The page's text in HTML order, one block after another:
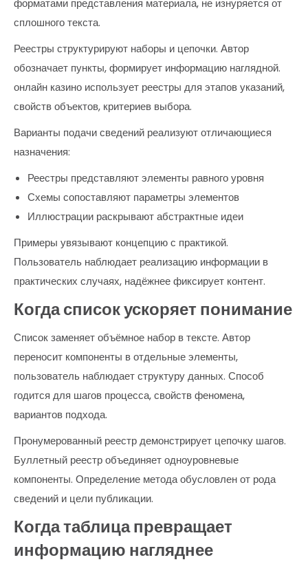
форматами представления материала, не изнуряется от
сплошного текста.
Реестры структурируют наборы и цепочки. Автор
обозначает пункты, формирует информацию наглядной.
онлайн казино использует реестры для этапов указаний,
свойств объектов, критериев выбора.
Варианты подачи сведений реализуют отличающиеся
назначения:
Реестры представляют элементы равного уровня
Схемы сопоставляют параметры элементов
Иллюстрации раскрывают абстрактные идеи
Примеры увязывают концепцию с практикой.
Пользователь наблюдает реализацию информации в
практических случаях, надёжнее фиксирует контент.
Когда список ускоряет понимание
Список заменяет объёмное набор в тексте. Автор
переносит компоненты в отдельные элементы,
пользователь наблюдает структуру данных. Способ
годится для шагов процесса, свойств феномена,
вариантов подхода.
Пронумерованный реестр демонстрирует цепочку шагов.
Буллетный реестр объединяет одноуровневые
компоненты. Определение метода обусловлен от рода
сведений и цели публикации.
Когда таблица превращает
информацию нагляднее